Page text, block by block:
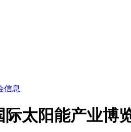
信息
际太阳能产业博